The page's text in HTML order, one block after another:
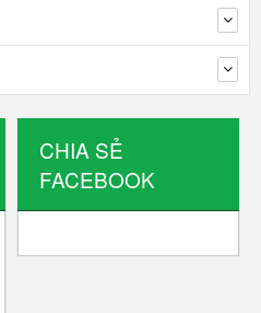
CHIA SẺ
FACEBOOK